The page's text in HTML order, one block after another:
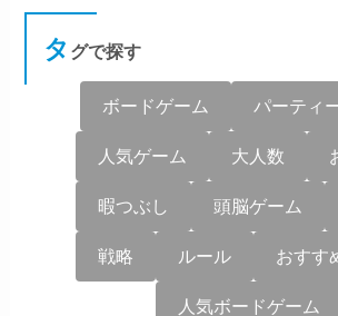
タ グで探す
ボードゲーム パーティ
人気ゲーム 大人数
暇つぶし 頭脳ゲーム
戦略 ルール おすす
人気ボードゲーム